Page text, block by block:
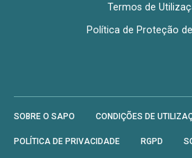
Termos de
Política de Proteção
SOBRE O SAPO CONDIÇÕES DE
POLÍTICA DE PRIVACIDADE RGPD